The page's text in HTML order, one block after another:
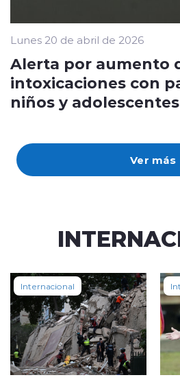
Ver más
Lunes 20 de abril de 2026
Alerta por aumento
intoxicaciones con
niños y adolescentes
Internacional